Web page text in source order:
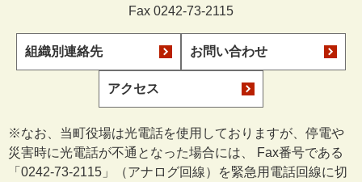
Fax 0242-73-2115
組織別連絡先 お問い合わせ
アクセス
※なお、当町役場は光電話を使用しておりますが、停電や
災害時に光電話が不通となった場合には、 Fax番号である
「0242-73-2115」（アナログ回線）を緊急用電話回線に切